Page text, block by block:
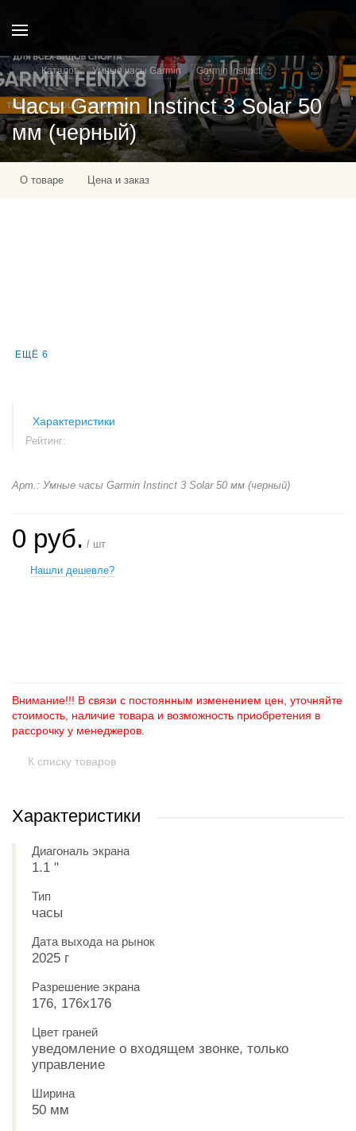
Каталог Умные часы Garmin Garmin Instinct
Часы Garmin Instinct 3 Solar 50
мм (черный)
О товаре Цена и заказ
ЕЩЁ 6
Характеристики
Рейтинг:
Арт.: Умные часы Garmin Instinct 3 Solar 50 мм (черный)
0 руб. / шт
Нашли дешевле?
Внимание!!! В связи с постоянным изменением цен, уточняйте
стоимость, наличие товара и возможность приобретения в
рассрочку у менеджеров.
К списку товаров
Характеристики
Диагональ экрана
1.1 "
Тип
часы
Дата выхода на рынок
2025 г
Разрешение экрана
176, 176x176
Цвет граней
уведомление о входящем звонке, только
управление
Ширина
50 мм